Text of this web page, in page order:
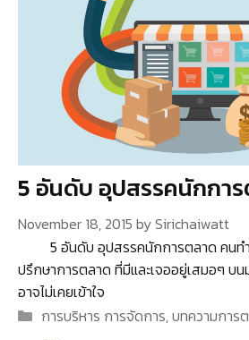
5 อันดับ อุปสรรคนักกา
November 18, 2015 bySirichaiwatt
5 อันดับ อุปสรรคนักการตลาด คนท
ปรึกษาการตลาด ที่มีและเจออยู่เสมอๆ บ
อาจไม่เคยเข้าใจ
Categories
การบริหาร การจัดการ,บทความการ